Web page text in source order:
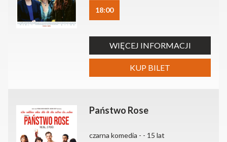
18:00
WIĘCEJ INFORMACJI
KUP BILET
Państwo Rose
czarna komedia - - 15 lat